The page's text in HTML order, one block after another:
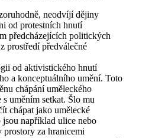
neodvíjí dějiny
od protestních hnutí
předcházejících politických
prostředí předválečné
od aktivistického hnutí
a konceptuálního umění. Toto
chápání uměleckého
uměním setkat. Šlo mu
chápat jako umělecké
například ulice nebo
za hranicemi